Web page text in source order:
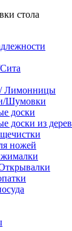
Лимонницы
Шумовки
доски
доски из
ножей